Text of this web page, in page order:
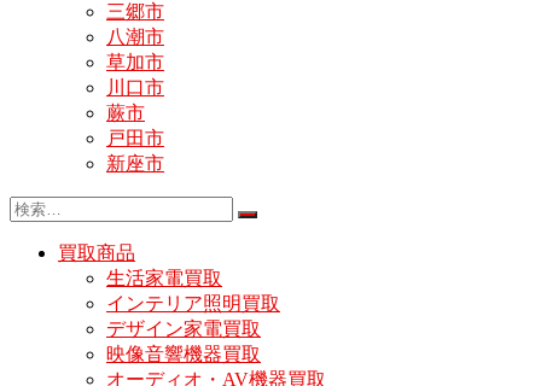
三郷市
八潮市
草加市
川口市
蕨市
戸田市
新座市
買取商品
生活家電買取
インテリア照明買取
デザイン家電買取
映像音響機器買取
オーディオ・AV機器買取